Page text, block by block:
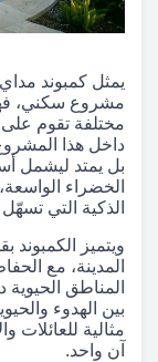
يمثل كمبوند
مشروع سكني،
مختلفة تقوم
داخل هذا
بل يمتد ليشمل
الخضراء
الذكية التي
ويتميز
المدينة، مع
المناطق الحيوية
بين الهدوء
مثالية للعائلات
آن واحد.